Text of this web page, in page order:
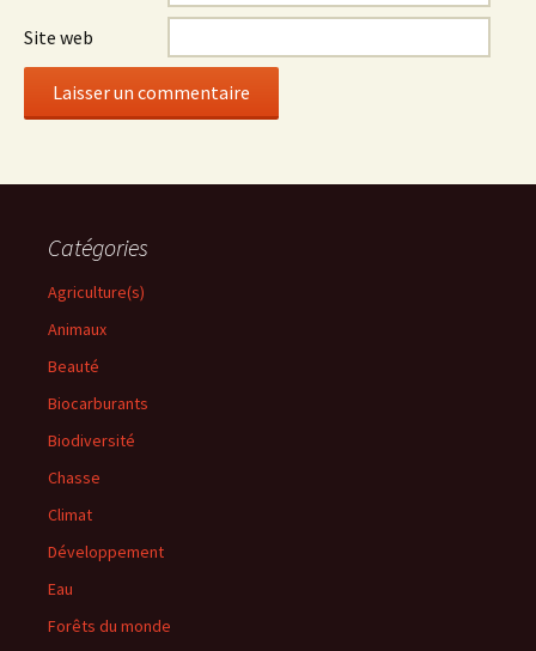
Site web
Catégories
Agriculture(s)
Animaux
Beauté
Biocarburants
Biodiversité
Chasse
Climat
Développement
Eau
Forêts du monde